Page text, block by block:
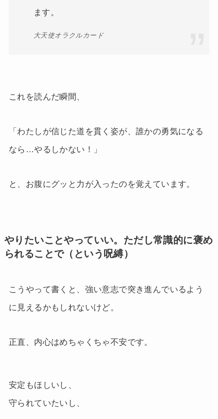
ます。
大天使オラクルカード
これを読んだ瞬間、
「わたしが信じた道を貫く姿が、誰かの勇気になる
なら…やるしかない！」
と、お腹にグッと力が入ったのを覚えています。
やりたいことやっていい。ただし常識的に褒め
られることで（という呪縛）
こうやって書くと、強い意志で突き進んでいるよう
に見えるかもしれないけど。
正直、内心はめちゃくちゃ不安です。
安定もほしいし、
守られていたいし、